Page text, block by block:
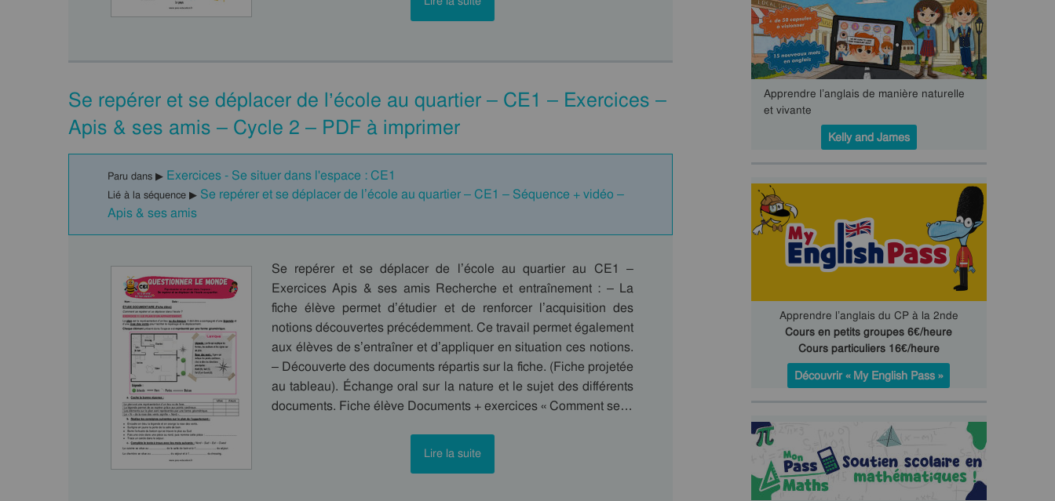
Se repérer et se déplacer de l’école au quartier – CE1 – Exercices –
Apis & ses amis – Cycle 2 – PDF à imprimer
Paru dans ▶ Exercices - Se situer dans l'espace : CE1
Lié à la séquence ▶ Se repérer et se déplacer de l’école au quartier – CE1 – Séquence + vidéo –
Apis & ses amis
Se repérer et se déplacer de l’école au quartier au CE1 –
Exercices Apis & ses amis Recherche et entraînement : – La
fiche élève permet d’étudier et de renforcer l’acquisition des
notions découvertes précédemment. Ce travail permet également
aux élèves de s’entraîner et d’appliquer en situation ces notions.
– Découverte des documents répartis sur la fiche. (Fiche projetée
au tableau). Échange oral sur la nature et le sujet des différents
documents. Fiche élève Documents + exercices « Comment se…
Lire la suite
Apprendre l’anglais de manière naturelle
et vivante
Kelly and James
Apprendre l’anglais du CP à la 2nde
Cours en petits groupes 6€/heure
Cours particuliers 16€/heure
Découvrir « My English Pass »